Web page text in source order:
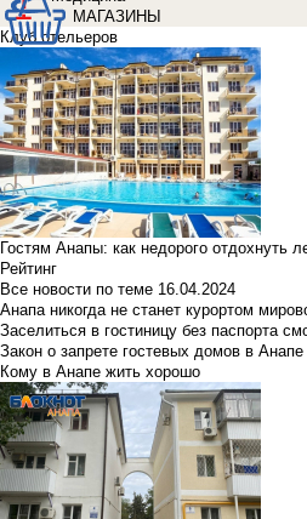
МАГАЗИНЫ
Клуб отельеров
Гостям Анапы: как недорого отдохнуть
Рейтинг
Все новости по теме 16.04.2024
Анапа никогда не станет курортом
Заселиться в гостиницу без паспорта
Закон о запрете гостевых домов в
Кому в Анапе жить хорошо